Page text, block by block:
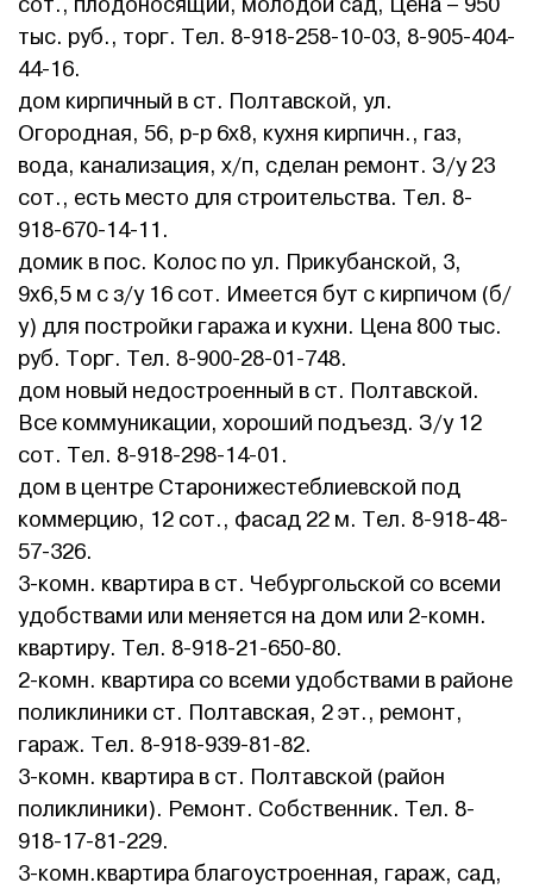
тыс. руб., торг. Тел. 8-918-258-10-03, 8-905-404-
44-16.
дом кирпичный в ст. Полтавской, ул.
Огородная, 56, р-р 6х8, кухня кирпичн., газ,
вода, канализация, х/п, сделан ремонт. З/у 23
сот., есть место для строительства. Тел. 8-
918-670-14-11.
домик в пос. Колос по ул. Прикубанской, 3,
9х6,5 м с з/у 16 сот. Имеется бут с кирпичом (б/
у) для постройки гаража и кухни. Цена 800 тыс.
руб. Торг. Тел. 8-900-28-01-748.
дом новый недостроенный в ст. Полтавской.
Все коммуникации, хороший подъезд. З/у 12
сот. Тел. 8-918-298-14-01.
дом в центре Старонижестеблиевской под
коммерцию, 12 сот., фасад 22 м. Тел. 8-918-48-
57-326.
3-комн. квартира в ст. Чебургольской со всеми
удобствами или меняется на дом или 2-комн.
квартиру. Тел. 8-918-21-650-80.
2-комн. квартира со всеми удобствами в районе
поликлиники ст. Полтавская, 2 эт., ремонт,
гараж. Тел. 8-918-939-81-82.
3-комн. квартира в ст. Полтавской (район
поликлиники). Ремонт. Собственник. Тел. 8-
918-17-81-229.
3-комн.квартира благоустроенная, гараж, сад,